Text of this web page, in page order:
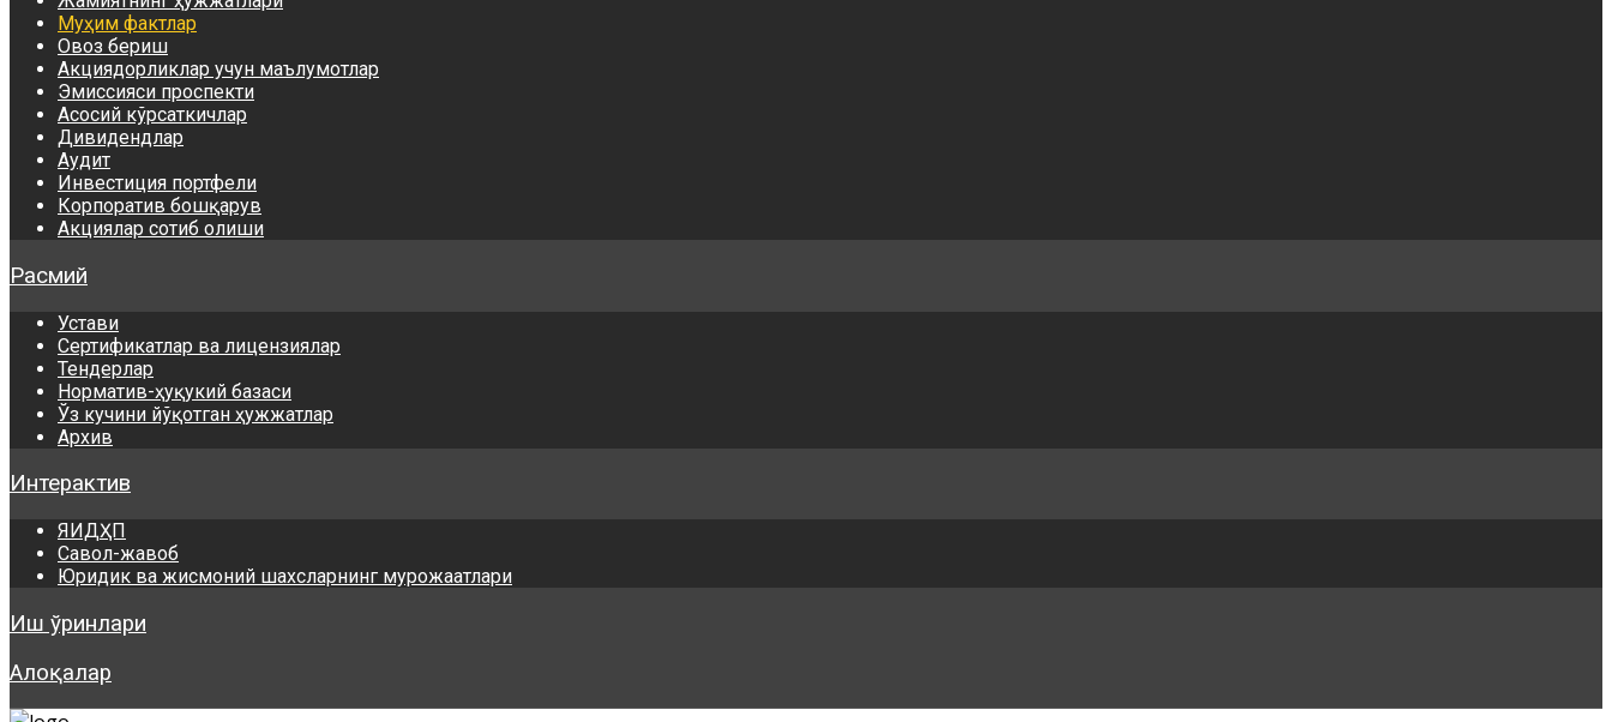
Муҳим фактлар
Овоз бериш
Акциядорликлар учун маълумотлар
Эмиссияси проспекти
Асосий кўрсаткичлар
Дивидендлар
Аудит
Инвестиция портфели
Корпоратив бошқарув
Акциялар сотиб олиши
Расмий
Устави
Сертификатлар ва лицензиялар
Тендерлар
Норматив-ҳуқукий базаси
Ўз кучини йўқотган ҳужжатлар
Архив
Интерактив
ЯИДҲП
Савол-жавоб
Юридик ва жисмоний шахсларнинг мурожаатлари
Иш ўринлари
Алоқалар